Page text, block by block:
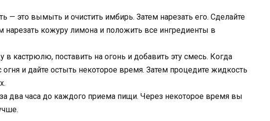
— это вымыть и очистить имбирь. Затем нарезать его. Сделайте
нарезать кожуру лимона и положить все ингредиенты в
кастрюлю, поставить на огонь и добавить эту смесь. Когда
огня и дайте остыть некоторое время. Затем процедите жидкость
два часа до каждого приема пищи. Через некоторое время вы